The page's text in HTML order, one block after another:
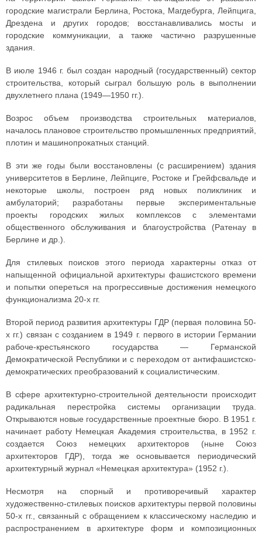
городские магистрали Берлина, Ростока, Магдебурга, Лейпцига,
Дрездена и других городов; восстанавливались мосты и
городские коммуникации, а также частично разрушенные
здания.
В июле 1946 г. был создан народный (государственный) сектор
строительства, который сыграл большую роль в выполнении
двухлетнего плана (1949—1950 гг.).
Возрос объем производства строительных материалов,
началось плановое строительство промышленных предприятий,
плотин и машинопрокатных станций.
В эти же годы были восстановлены (с расширением) здания
университетов в Берлине, Лейпциге, Ростоке и Грейфсвальде и
некоторые школы, построен ряд новых поликлиник и
амбулаторий; разработаны первые экспериментальные
проекты городских жилых комплексов с элементами
общественного обслуживания и благоустройства (Ратенау в
Берлине и др.).
Для стилевых поисков этого периода характерны отказ от
напыщенной официальной архитектуры фашистского времени
и попытки опереться на прогрессивные достижения немецкого
функционализма 20-х гг.
Второй период развития архитектуры ГДР (первая половина 50-
х гг.) связан с созданием в 1949 г. первого в истории Германии
рабоче-крестьянского государства — Германской
Демократической Республики и с переходом от антифашистско-
демократических преобразований к социалистическим.
В сфере архитектурно-строительной деятельности происходит
радикальная перестройка системы организации труда.
Открываются новые государственные проектные бюро. В 1951 г.
начинает работу Немецкая Академия строительства, в 1952 г.
создается Союз немецких архитекторов (ныне Союз
архитекторов ГДР), тогда же основывается периодический
архитектурный журнал «Немецкая архитектура» (1952 г.).
Несмотря на спорный и противоречивый характер
художественно-стилевых поисков архитектуры первой половины
50-х гг., связанный с обращением к классическому наследию и
распространением в архитектуре форм и композиционных